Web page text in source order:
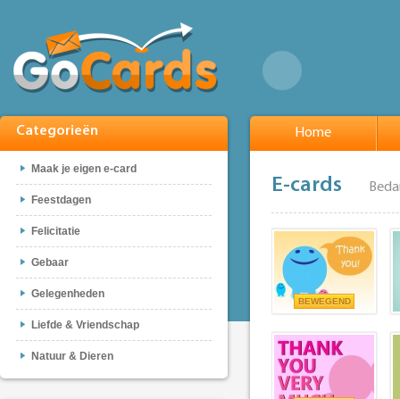
Categorieën
Maak je eigen e-card
Feestdagen
Felicitatie
Gebaar
Gelegenheden
Liefde & Vriendschap
Natuur & Dieren
Home
E-cards
BEWEGEND